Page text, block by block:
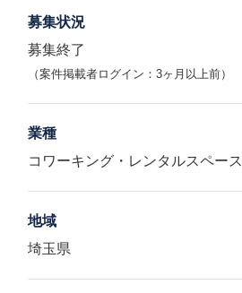
募集状況
募集終了
（案件掲載者ログイン：3ヶ月以上前）
業種
コワーキング・レンタルスペース
地域
埼玉県